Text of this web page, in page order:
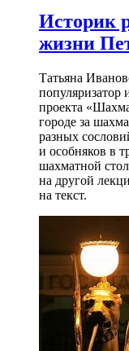
Историк
жизни
Татьяна
популяризатор
проекта
городе за
разных
и особняков в
шахматной
на другой
на текст.